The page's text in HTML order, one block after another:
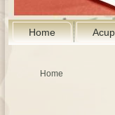
Home
Home